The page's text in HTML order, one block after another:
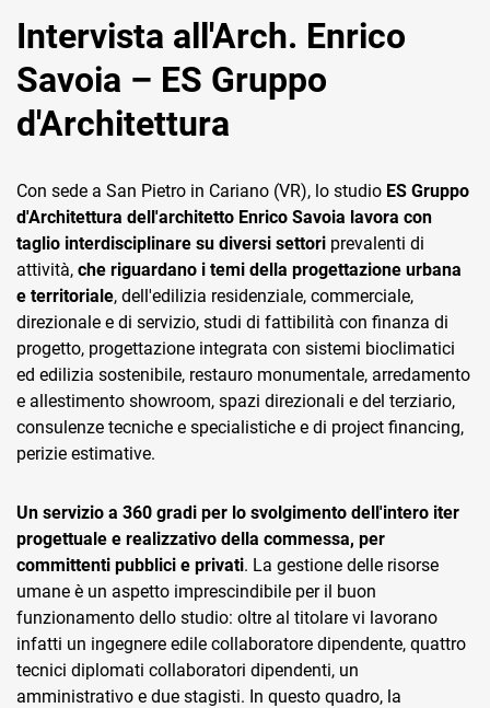
CRM
Ecommerce
Email Marketing
Fatturazione
Financial Solutions
Trust Services
TeamSystem Corporate
TeamSystem Store
Intervista all'Arch. Enrico
Savoia – ES Gruppo
d'Architettura
Con sede a San Pietro in Cariano (VR), lo studio ES Gruppo
d'Architettura dell'architetto Enrico Savoia lavora con
taglio interdisciplinare su diversi settori prevalenti di
attività, che riguardano i temi della progettazione urbana
e territoriale, dell'edilizia residenziale, commerciale,
direzionale e di servizio, studi di fattibilità con finanza di
progetto, progettazione integrata con sistemi bioclimatici
ed edilizia sostenibile, restauro monumentale, arredamento
e allestimento showroom, spazi direzionali e del terziario,
consulenze tecniche e specialistiche e di project financing,
perizie estimative.
Un servizio a 360 gradi per lo svolgimento dell'intero iter
progettuale e realizzativo della commessa, per
committenti pubblici e privati. La gestione delle risorse
umane è un aspetto imprescindibile per il buon
funzionamento dello studio: oltre al titolare vi lavorano
infatti un ingegnere edile collaboratore dipendente, quattro
tecnici diplomati collaboratori dipendenti, un
amministrativo e due stagisti. In questo quadro, la